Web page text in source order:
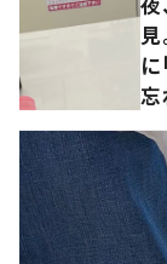
に
忘